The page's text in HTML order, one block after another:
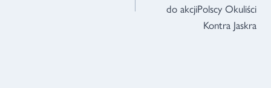
do akcjiPolscy Okuliści
Kontra Jaskra